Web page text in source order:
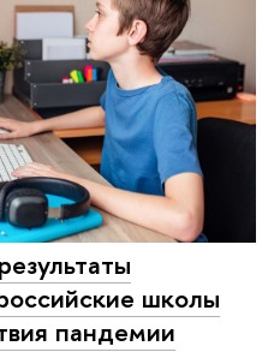
школы
пандемии